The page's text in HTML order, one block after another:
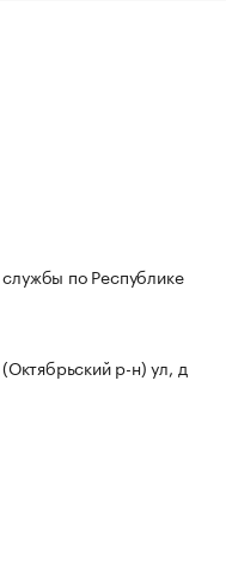
по Республике
р-н) ул, д